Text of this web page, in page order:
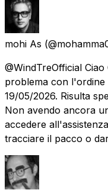
mohi As
@WindTreOfficial
problema con
19/05/2026. Risulta
Non avendo ancora
accedere
tracciare il pacco o